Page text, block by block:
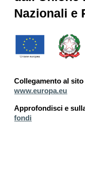
Nazionali e
Collegamento al
www.europa.eu
Approfondiscie
fondi